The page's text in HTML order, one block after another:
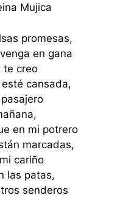
Mujica
promesas,
en gana
te creo
cansada,
en mi potrero
marcadas,
cariño
las patas,
senderos